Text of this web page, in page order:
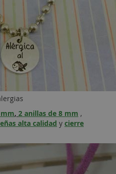
, 2 anillas de 8 mm ,
alta calidad y cierre